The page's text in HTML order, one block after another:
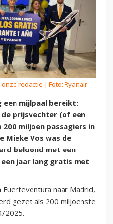
onze redactie | Foto: Ryanair
een mijlpaal bereikt:
prijsvechter (of een
miljoen passagiers in
Mieke Vos was de
beloond met een
jaar lang gratis met
Fuerteventura naar Madrid,
gezet als 200 miljoenste
2025.